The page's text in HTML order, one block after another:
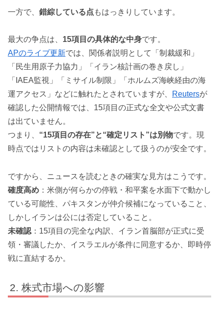
一方で、 錯綜している点 もはっきりしています。
最大の争点は、 15項目の具体的な中身です。
APのライブ更新では、関係者説明として「制裁緩和」
「民生用原子力協力」「イラン核計画の巻き戻し」
「IAEA監視」「ミサイル制限」「ホルムズ海峡経由の海
運アクセス」などに触れたとされていますが、
Reutersが
確認した公開情報では、15項目の正式な全文や公式文書
は出ていません。
つまり、 “15項目の存在”と“確定リスト”は別物です。現
時点ではリストの内容は未確認として扱うのが安全です。
ですから、ニュースを読むときの確実な見方はこうです。
確度高め ：米側が何らかの停戦・和平案を水面下で動かし
ている可能性、パキスタンが仲介候補になっていること、
しかしイランは公には否定していること。
未確認 ：15項目の完全な内訳、イラン首脳部が正式に受
領・審議したか、イスラエルが条件に同意するか、即時停
戦に直結するか。
株式市場への影響